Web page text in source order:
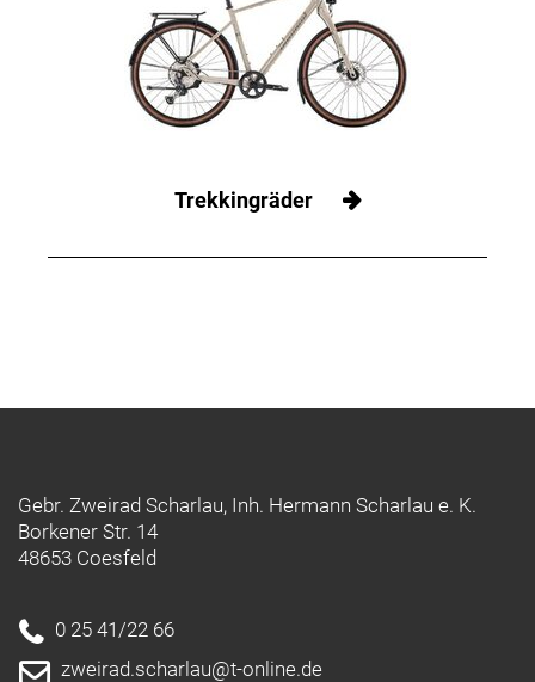
Trekkingräder
Gebr. Zweirad Scharlau, Inh. Hermann Scharlau e. K.
Borkener Str. 14
48653 Coesfeld
0 25 41/22 66
zweirad.scharlau@t-online.de